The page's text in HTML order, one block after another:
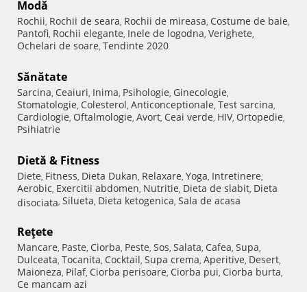
Modă
Rochii, Rochii de seara, Rochii de mireasa, Costume de baie,
Pantofi, Rochii elegante, Inele de logodna, Verighete,
Ochelari de soare, Tendinte 2020
Sănătate
Sarcina, Ceaiuri, Inima, Psihologie, Ginecologie,
Stomatologie, Colesterol, Anticonceptionale, Test sarcina,
Cardiologie, Oftalmologie, Avort, Ceai verde, HIV, Ortopedie,
Psihiatrie
Dietă & Fitness
Diete, Fitness, Dieta Dukan, Relaxare, Yoga, Intretinere,
Aerobic, Exercitii abdomen, Nutritie, Dieta de slabit, Dieta
disociata, Silueta, Dieta ketogenica, Sala de acasa
Reţete
Mancare, Paste, Ciorba, Peste, Sos, Salata, Cafea, Supa,
Dulceata, Tocanita, Cocktail, Supa crema, Aperitive, Desert,
Maioneza, Pilaf, Ciorba perisoare, Ciorba pui, Ciorba burta,
Ce mancam azi